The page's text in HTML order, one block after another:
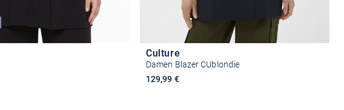
Culture
Damen Blazer CUblondie
129,99 €